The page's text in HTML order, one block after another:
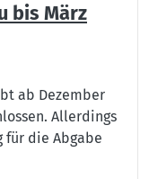
bis März
ab Dezember
Allerdings
für die Abgabe